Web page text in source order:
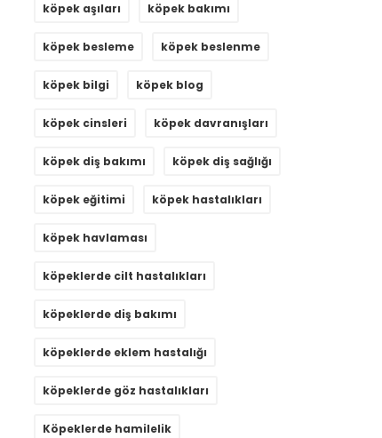
köpek aşıları köpek bakımı
köpek besleme köpek beslenme
köpek bilgi köpek blog
köpek cinsleri köpek davranışları
köpek diş bakımı köpek diş sağlığı
köpek eğitimi köpek hastalıkları
köpek havlaması
köpeklerde cilt hastalıkları
köpeklerde diş bakımı
köpeklerde eklem hastalığı
köpeklerde göz hastalıkları
Köpeklerde hamilelik